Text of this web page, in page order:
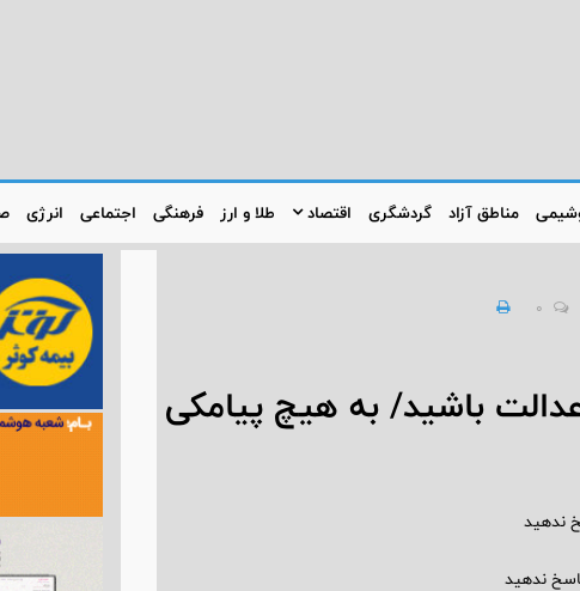
مناطق آزاد گردشگری اقتصاد طلا و ارز فرهنگی اجتماعی انرژی
0
باشید/ به هیچ پیامکی
ندهید